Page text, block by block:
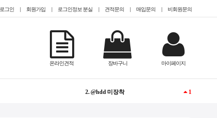
로그인 | 회원가입 | 로그인정보 분실 | 견적문의 | 매입문의 | 비회원문의
마이페이지
장바구니
온라인견적
NEW
1. @EPYC
2. @hdd 미장착
2
3. TESLA